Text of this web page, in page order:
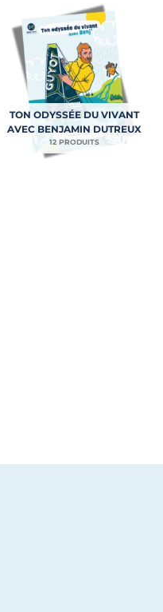
TON ODYSSÉE DU VIVANT
AVEC BENJAMIN DUTREUX
12 PRODUITS